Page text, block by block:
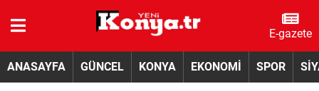
E-gazete
ANASAYFA GÜNCEL KONYA EKONOMİ SPOR